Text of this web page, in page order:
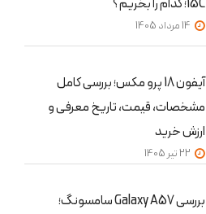
15C؛ کدام را بخریم؟
آیفون 18 پرو مکس؛ بررسی کامل
مشخصات، قیمت، تاریخ معرفی و
ارزش خرید
بررسی Galaxy A57 سامسونگ؛